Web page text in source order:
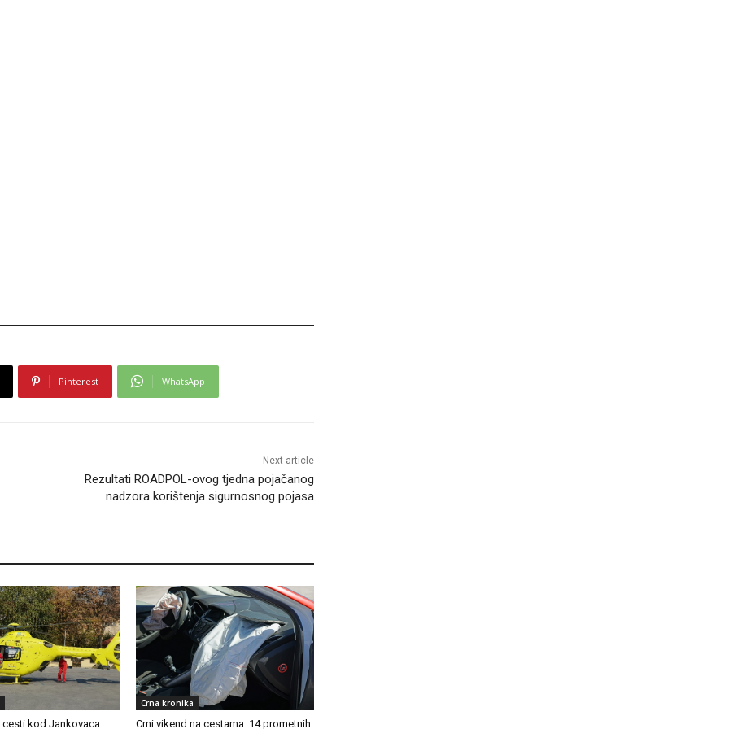
Pinterest WhatsApp
Next article
Rezultati ROADPOL-ovog tjedna pojačanog
nadzora korištenja sigurnosnog pojasa
cesti kod Jankovaca:
Crna kronika
Crni vikend na cestama: 14 prometnih